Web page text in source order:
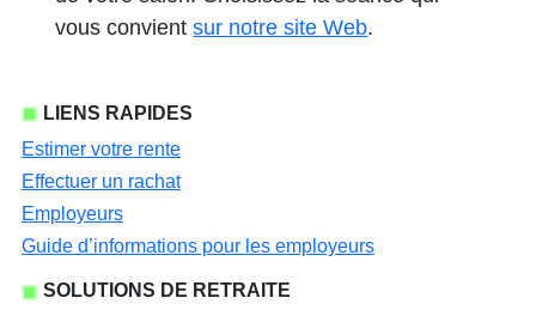
vous convientsur notre site Web.
LIENS RAPIDES
Estimer votre rente
Effectuer un rachat
Employeurs
Guide d’informations pour les employeurs
SOLUTIONS DE RETRAITE